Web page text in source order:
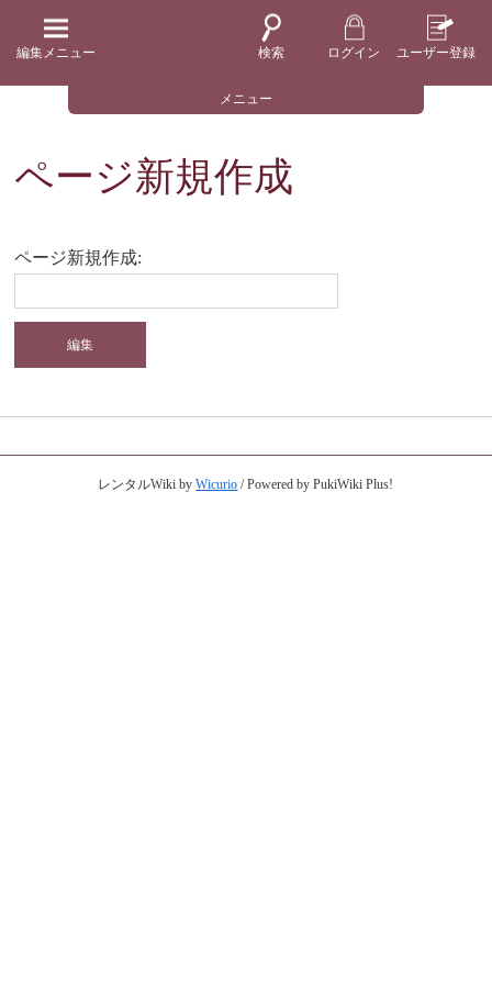
編集メニュー 検索 ログイン ユーザー登録
メニュー
ページ新規作成
ページ新規作成:
レンタルWiki byWicurio / Powered by PukiWiki Plus!